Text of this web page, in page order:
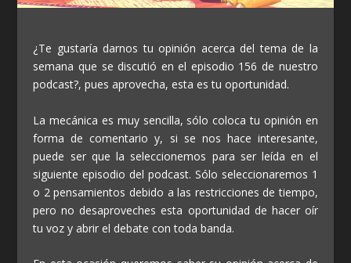
¿Te gustaría darnos tu opinión acerca del tema de la
semana que se discutió en el episodio 156 de nuestro
podcast?, pues aprovecha, esta es tu oportunidad.
La mecánica es muy sencilla, sólo coloca tu opinión en
forma de comentario y, si se nos hace interesante,
puede ser que la seleccionemos para ser leída en el
siguiente episodio del podcast. Sólo seleccionaremos 1
o 2 pensamientos debido a las restricciones de tiempo,
pero no desaproveches esta oportunidad de hacer oír
tu voz y abrir el debate con toda banda.